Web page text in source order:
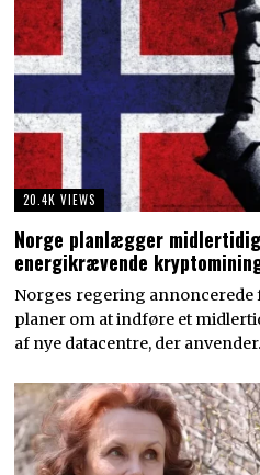
20.4K VIEWS
Norge planlægger
energikrævende
Norges regering annoncerede
planer om at indføre et
af nye datacentre, der